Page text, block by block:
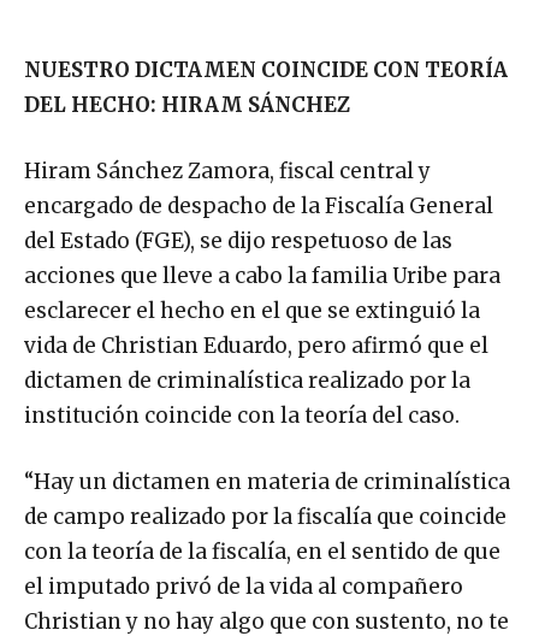
NUESTRO DICTAMEN COINCIDE CON TEORÍA
DEL HECHO: HIRAM SÁNCHEZ
Hiram Sánchez Zamora, fiscal central y
encargado de despacho de la Fiscalía General
del Estado (FGE), se dijo respetuoso de las
acciones que lleve a cabo la familia Uribe para
esclarecer el hecho en el que se extinguió la
vida de Christian Eduardo, pero afirmó que el
dictamen de criminalística realizado por la
institución coincide con la teoría del caso.
“Hay un dictamen en materia de criminalística
de campo realizado por la fiscalía que coincide
con la teoría de la fiscalía, en el sentido de que
el imputado privó de la vida al compañero
Christian y no hay algo que con sustento, no te